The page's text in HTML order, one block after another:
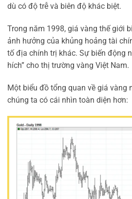
dù có độ trễ và biên độ khác biệt.
Trong năm 1998, giá vàng thế giới
ảnh hưởng của khủng hoảng tài
tố địa chính trị khác. Sự biến động
hích” cho thị trường vàng Việt Nam.
Một biểu đồ tổng quan về giá vàng
chúng ta có cái nhìn toàn diện hơn: